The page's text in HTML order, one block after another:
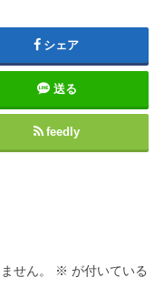
シェア
送る
feedly
せん。 ※ が付いている